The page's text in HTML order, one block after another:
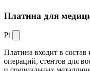
Платина для
Pt
Платина входит в состав
операций, стентов для